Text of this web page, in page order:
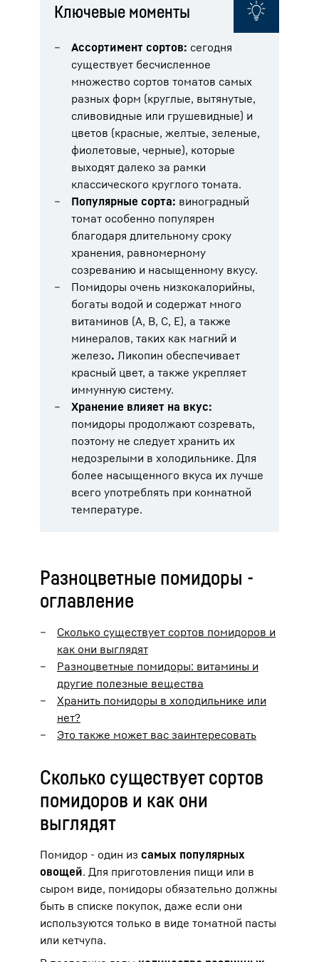
Ключевые моменты
Ассортимент сортов: сегодня
существует бесчисленное
множество сортов томатов самых
разных форм (круглые, вытянутые,
сливовидные или грушевидные) и
цветов (красные, желтые, зеленые,
фиолетовые, черные), которые
выходят далеко за рамки
классического круглого томата.
Популярные сорта: виноградный
томат особенно популярен
благодаря длительному сроку
хранения, равномерному
созреванию и насыщенному вкусу.
Помидоры очень низкокалорийны,
богаты водой и содержат много
витаминов (A, B, C, E), а также
минералов, таких как магний и
железо. Ликопин обеспечивает
красный цвет, а также укрепляет
иммунную систему.
Хранение влияет на вкус:
помидоры продолжают созревать,
поэтому не следует хранить их
недозрелыми в холодильнике. Для
более насыщенного вкуса их лучше
всего употреблять при комнатной
температуре.
Разноцветные помидоры -
оглавление
Сколько существует сортов помидоров и
как они выглядят
Разноцветные помидоры: витамины и
другие полезные вещества
Хранить помидоры в холодильнике или
нет?
Это также может вас заинтересовать
Сколько существует сортов
помидоров и как они
выглядят
Помидор - один из самых популярных
овощей. Для приготовления пищи или в
сыром виде, помидоры обязательно должны
быть в списке покупок, даже если они
используются только в виде томатной пасты
или кетчупа.